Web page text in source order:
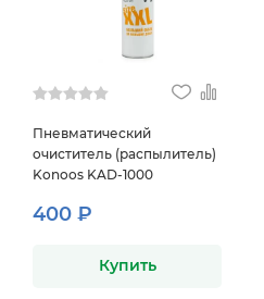
Пневматический
очиститель (распылитель)
Konoos KAD-1000
400 ₽
Купить